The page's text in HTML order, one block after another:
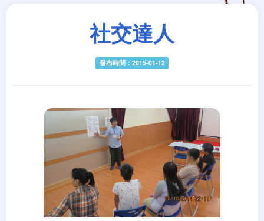
社交達人
發布時間：2015-01-12